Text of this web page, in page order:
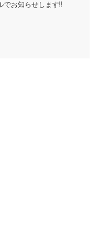
でお知らせします!!